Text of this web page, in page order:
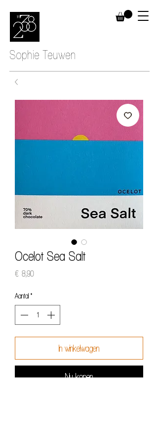
Sophie Teuwen
Ocelot Sea Salt
€ 8,90Prijs
Aantal *
In winkelwagen
Nu kopen